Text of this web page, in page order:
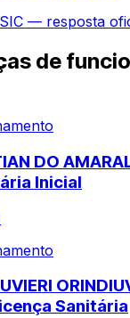
— resposta
de
DO
Inicial
Sanitária